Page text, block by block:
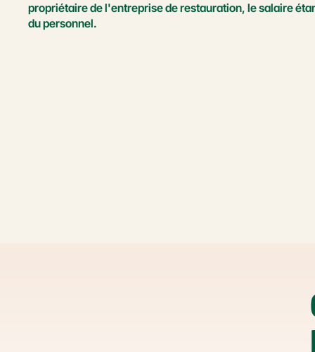
propriétaire de l'entreprise de restauration, le salaire
du personnel.